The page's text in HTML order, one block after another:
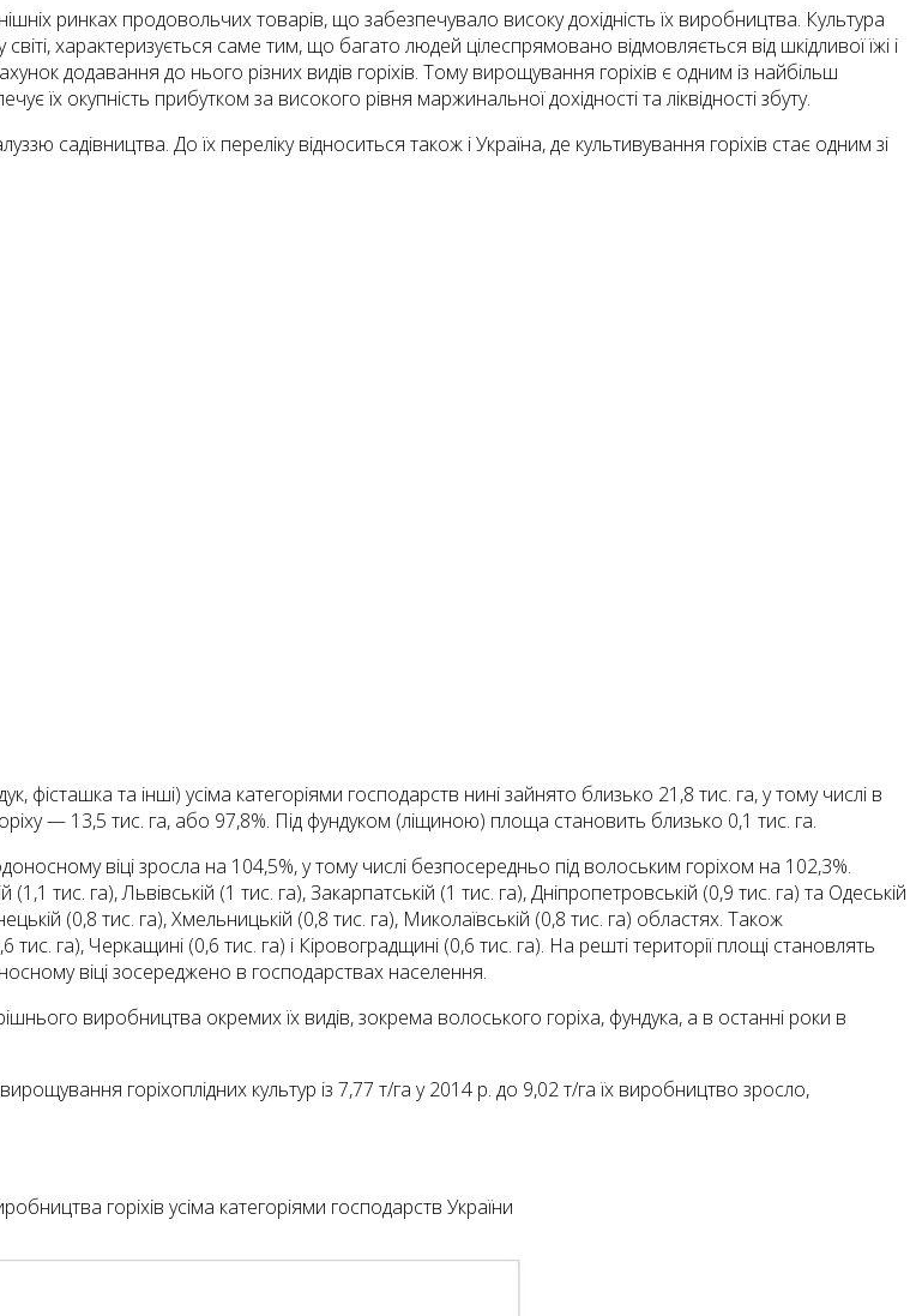
ринках продовольчих товарів, що забезпечувало високу дохідність їх виробництва. Культура
характеризується саме тим, що багато людей цілеспрямовано відмовляється від шкідливої їжі і
додавання до нього різних видів горіхів. Тому вирощування горіхів є одним із найбільш
їх окупність прибутком за високого рівня маржинальної дохідності та ліквідності збуту.
садівництва. До їх переліку відноситься також і Україна, де культивування горіхів стає одним зі
та інші) усіма категоріями господарств нині зайнято близько 21,8 тис. га, у тому числі в
— 13,5 тис. га, або 97,8%. Під фундуком (ліщиною) площа становить близько 0,1 тис. га.
віці зросла на 104,5%, у тому числі безпосередньо під волоським горіхом на 102,3%.
тис. га), Львівській (1 тис. га), Закарпатській (1 тис. га), Дніпропетровській (0,9 тис. га) та Одеській
(0,8 тис. га), Хмельницькій (0,8 тис. га), Миколаївській (0,8 тис. га) областях. Також
га), Черкащині (0,6 тис. га) і Кіровоградщині (0,6 тис. га). На решті території площі становлять
віці зосереджено в господарствах населення.
виробництва окремих їх видів, зокрема волоського горіха, фундука, а в останні роки в
горіхоплідних культур із 7,77 т/га у 2014 р. до 9,02 т/га їх виробництво зросло,
горіхів усіма категоріями господарств України